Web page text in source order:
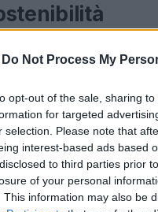
Do Not Process My
opt-out of the sale, sharing
for targeted
selection. Please note that
interest-based ads based
to third parties prior
of your personal
This information may also be
ambientale
sfide globali, come
più un’opzione,
generazioni. Le
di adottare misure
che rispetti i